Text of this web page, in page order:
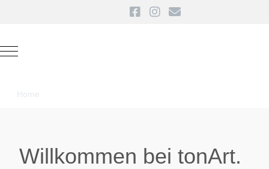
Mobile Menu Toggle
Home
Willkommen bei tonArt.